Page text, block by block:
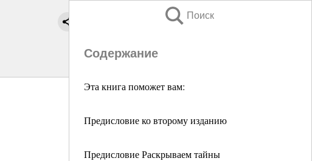
Поиск
Содержание
Эта книга поможет вам:
Предисловие ко второму изданию
Предисловие Раскрываем тайны